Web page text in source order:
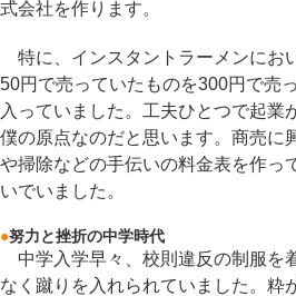
式会社を作ります。
特に、インスタントラーメンにお
50円で売っていたものを300円で売
入っていました。工夫ひとつで起業
僕の原点なのだと思います。商売に
や掃除などの手伝いの料金表を作っ
いでいました。
●努力と挫折の中学時代
中学入学早々、校則違反の制服を
なく蹴りを入れられていました。粋